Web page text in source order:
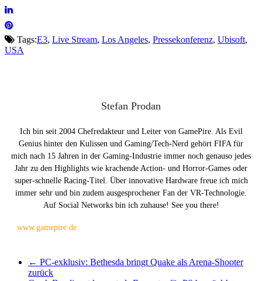
Tags:E3, Live Stream, Los Angeles, Pressekonferenz, Ubisoft,
USA
Stefan Prodan
Ich bin seit 2004 Chefredakteur und Leiter von GamePire. Als Evil
Genius hinter den Kulissen und Gaming/Tech-Nerd gehört FIFA für
mich nach 15 Jahren in der Gaming-Industrie immer noch genauso jedes
Jahr zu den Highlights wie krachende Action- und Horror-Games oder
super-schnelle Racing-Titel. Über innovative Hardware freue ich mich
immer sehr und bin zudem ausgesprochener Fan der VR-Technologie.
Auf Social Networks bin ich zuhause! See you there!
www.gamepire.de
← PC-exklusiv: Bethesda bringt Quake als Arena-Shooter
zurück